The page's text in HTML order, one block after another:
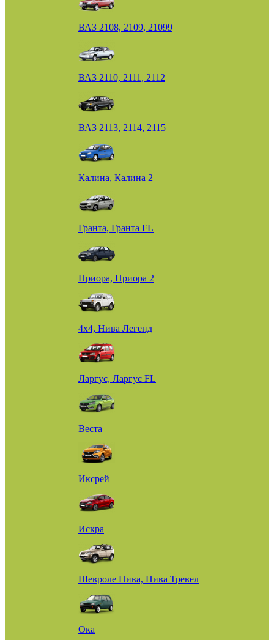
ВАЗ 2108, 2109, 21099
ВАЗ 2110, 2111, 2112
ВАЗ 2113, 2114, 2115
Калина, Калина 2
Гранта, Гранта FL
Приора, Приора 2
4х4, Нива Легенд
Ларгус, Ларгус FL
Веста
Иксрей
Искра
Шевроле Нива, Нива Тревел
Ока